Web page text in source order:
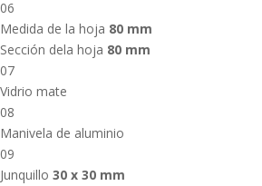
06
Medida de la hoja 80 mm
Sección dela hoja 80 mm
07
Vidrio mate
08
Manivela de aluminio
09
Junquillo 30 x 30 mm